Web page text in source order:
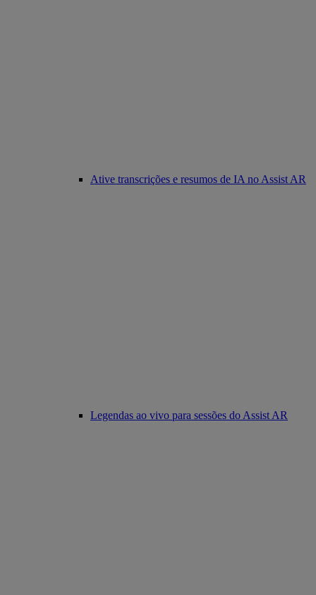
Ative transcrições e resumos de IA no Assist AR
Legendas ao vivo para sessões do Assist AR